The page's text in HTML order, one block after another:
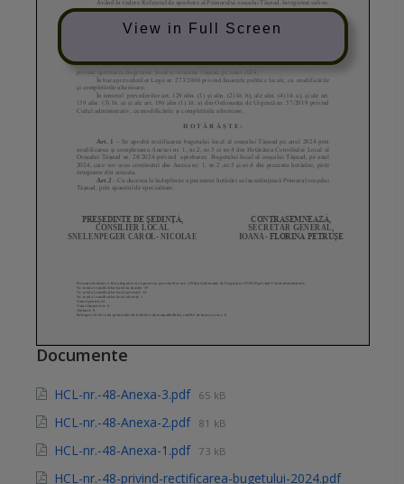
View in Full Screen
Documente
HCL-nr.-48-Anexa-3.pdf 65 kB
HCL-nr.-48-Anexa-2.pdf 81 kB
HCL-nr.-48-Anexa-1.pdf 73 kB
HCL-nr.-48-privind-rectificarea-bugetului-2024.pdf